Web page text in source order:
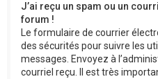
J’ai reçu un spam ou un
forum !
Le formulaire de courrier
des sécurités pour suivre les
messages. Envoyez à
courriel reçu. Il est très